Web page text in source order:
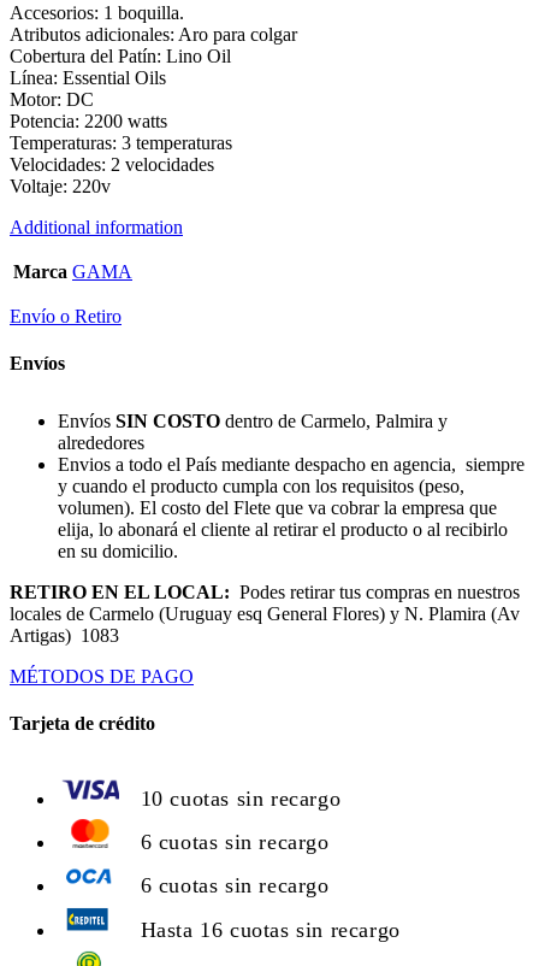
Accesorios: 1 boquilla.
Atributos adicionales: Aro para colgar
Cobertura del Patín: Lino Oil
Línea: Essential Oils
Motor: DC
Potencia: 2200 watts
Temperaturas: 3 temperaturas
Velocidades: 2 velocidades
Voltaje: 220v
Additional information
Marca GAMA
Envío o Retiro
Envíos
Envíos SIN COSTO dentro de Carmelo, Palmira y
alrededores
Envios a todo el País mediante despacho en agencia, siempre
y cuando el producto cumpla con los requisitos (peso,
volumen). El costo del Flete que va cobrar la empresa que
elija, lo abonará el cliente al retirar el producto o al recibirlo
en su domicilio.
RETIRO EN EL LOCAL: Podes retirar tus compras en nuestros
locales de Carmelo (Uruguay esq General Flores) y N. Plamira (Av
Artigas) 1083
MÉTODOS DE PAGO
Tarjeta de crédito
10 cuotas sin recargo
6 cuotas sin recargo
6 cuotas sin recargo
Hasta 16 cuotas sin recargo